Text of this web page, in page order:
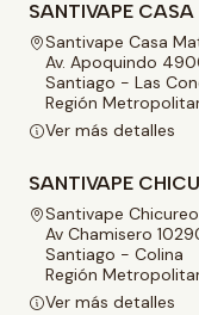
SANTIVAPE CASA
Santivape Casa
Av. Apoquindo
Santiago - Las
Región
Ver más detalles
SANTIVAPE
Santivape Chicureo
Av Chamisero
Santiago - Colina
Región
Ver más detalles